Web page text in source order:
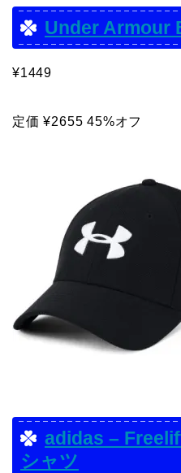
Under Armour
¥1449
定価 ¥2655 45%オフ
adidas –
シャツ